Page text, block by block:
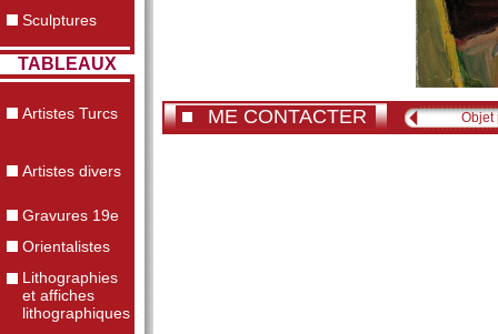
Sculptures
TABLEAUX
Artistes Turcs
Artistes divers
Gravures 19e
Orientalistes
Lithographies
et affiches
lithographiques
ME CONTACTER Objet